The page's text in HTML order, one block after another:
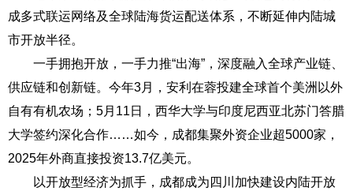
成多式联运网络及全球陆海货运配送体系，不断延伸内陆城
市开放半径。
一手拥抱开放，一手力推“出海”，深度融入全球产业链、
供应链和创新链。今年3月，安利在蓉投建全球首个美洲以外
自有有机农场；5月11日，西华大学与印度尼西亚北苏门答腊
大学签约深化合作……如今，成都集聚外资企业超5000家，
2025年外商直接投资13.7亿美元。
以开放型经济为抓手，成都成为四川加快建设内陆开放